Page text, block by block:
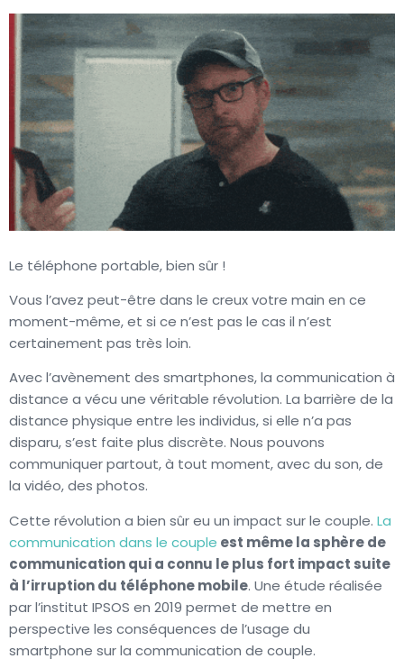
Le téléphone portable, bien sûr !
Vous l’avez peut-être dans le creux votre main en ce
moment-même, et si ce n’est pas le cas il n’est
certainement pas très loin.
Avec l’avènement des smartphones, la communication à
distance a vécu une véritable révolution. La barrière de la
distance physique entre les individus, si elle n’a pas
disparu, s’est faite plus discrète. Nous pouvons
communiquer partout, à tout moment, avec du son, de
la vidéo, des photos.
Cette révolution a bien sûr eu un impact sur le couple. La
communication dans le couple est même la sphère de
communication qui a connu le plus fort impact suite
à l’irruption du téléphone mobile. Une étude réalisée
par l’institut IPSOS en 2019 permet de mettre en
perspective les conséquences de l’usage du
smartphone sur la communication de couple.